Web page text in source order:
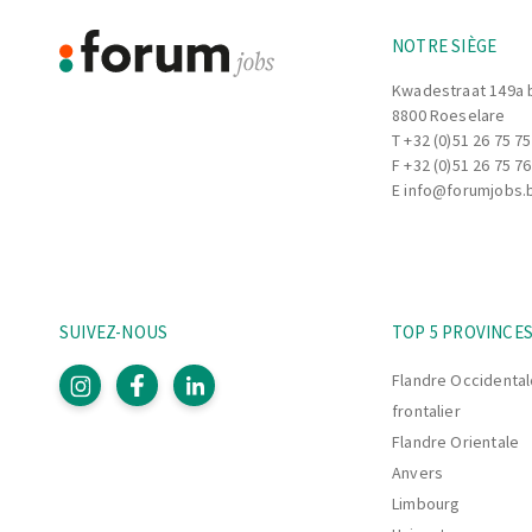
NOTRE SIÈGE
Kwadestraat 149a
8800 Roeselare
T+32 (0)51 26 75 75
F +32 (0)51 26 75 76
E
TOP 5 PROVINCES
Flandre
frontalier
Flandre Orientale
Anvers
Limbourg
SUIVEZ-NOUS